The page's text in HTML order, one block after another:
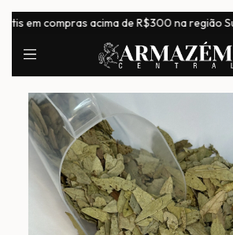
em compras acima de R$300 na região